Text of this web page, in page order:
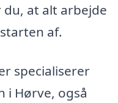
at alt arbejde
af.
specialiserer
i Hørve, også